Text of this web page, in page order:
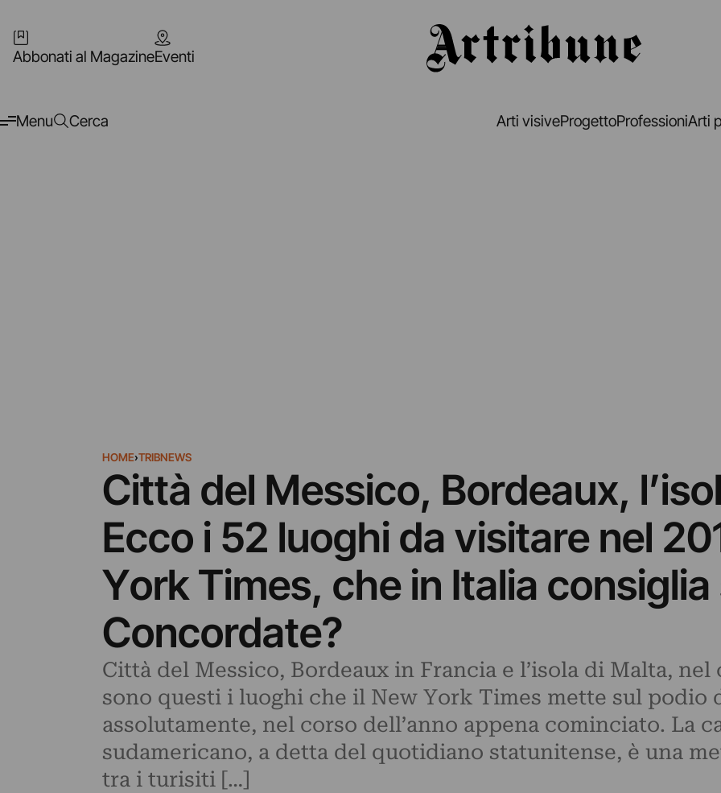
Abbonati al MagazineEventi
Menu Cerca Arti visiveProgettoProfessioniArti
HOME›TRIBNEWS
Città del Messico, Bordeaux,
Ecco i 52 luoghi da visitare nel
York Times, che in Italia
Concordate?
Città del Messico, Bordeaux in Francia e l’isola di Malta,
sono questi i luoghi che il New York Times mette sul podio
assolutamente, nel corso dell’anno appena cominciato. La
sudamericano, a detta del quotidiano statunitense, è una
tra i turisiti […]